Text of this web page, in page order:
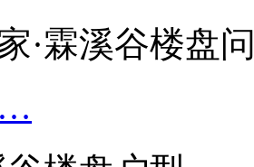
·霖溪谷楼盘